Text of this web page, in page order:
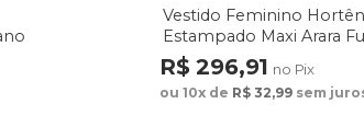
Vestido Feminino
Estampado Maxi Arara
R$ 296,91 no Pix
ou 10x de R$ 32,99 sem